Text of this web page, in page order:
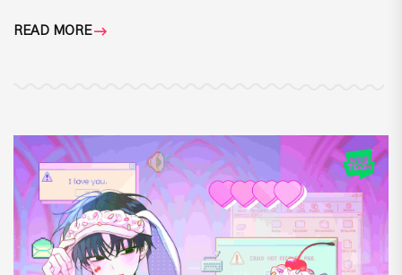
READ MORE